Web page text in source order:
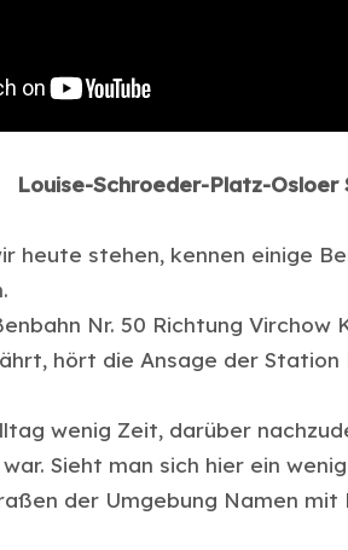
Louise-Schroeder-Platz-Osloer
heute stehen, kennen einige
Nr. 50 Richtung Virchow
hört die Ansage der Station
wenig Zeit, darüber
Sieht man sich hier ein
der Umgebung Namen mit